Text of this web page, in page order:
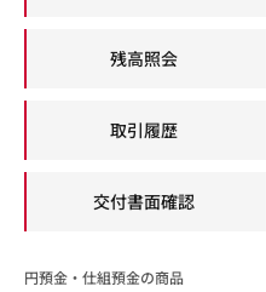
残高照会
取引履歴
交付書面確認
円預金・仕組預金の商品